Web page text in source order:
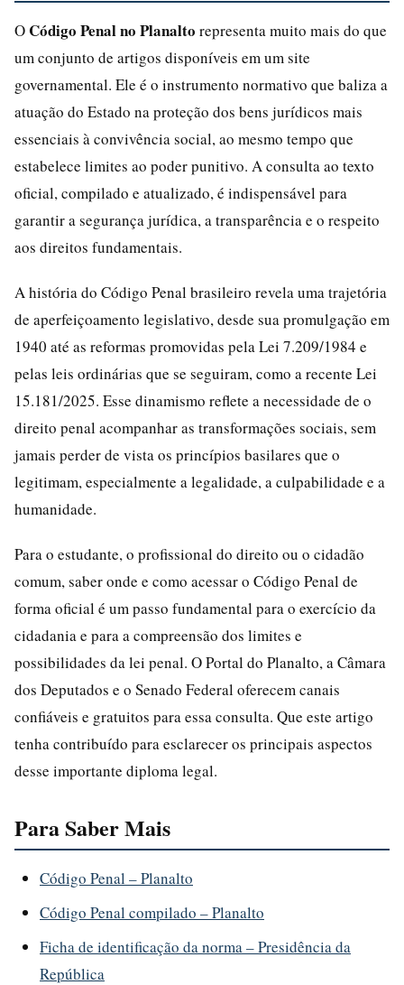
O Código Penal no Planalto representa muito mais do que
um conjunto de artigos disponíveis em um site
governamental. Ele é o instrumento normativo que baliza a
atuação do Estado na proteção dos bens jurídicos mais
essenciais à convivência social, ao mesmo tempo que
estabelece limites ao poder punitivo. A consulta ao texto
oficial, compilado e atualizado, é indispensável para
garantir a segurança jurídica, a transparência e o respeito
aos direitos fundamentais.
A história do Código Penal brasileiro revela uma trajetória
de aperfeiçoamento legislativo, desde sua promulgação em
1940 até as reformas promovidas pela Lei 7.209/1984 e
pelas leis ordinárias que se seguiram, como a recente Lei
15.181/2025. Esse dinamismo reflete a necessidade de o
direito penal acompanhar as transformações sociais, sem
jamais perder de vista os princípios basilares que o
legitimam, especialmente a legalidade, a culpabilidade e a
humanidade.
Para o estudante, o profissional do direito ou o cidadão
comum, saber onde e como acessar o Código Penal de
forma oficial é um passo fundamental para o exercício da
cidadania e para a compreensão dos limites e
possibilidades da lei penal. O Portal do Planalto, a Câmara
dos Deputados e o Senado Federal oferecem canais
confiáveis e gratuitos para essa consulta. Que este artigo
tenha contribuído para esclarecer os principais aspectos
desse importante diploma legal.
Para Saber Mais
Código Penal – Planalto
Código Penal compilado – Planalto
Ficha de identificação da norma – Presidência da
República